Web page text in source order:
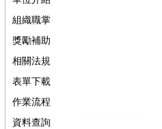
組織職掌
獎勵補助
相關法規
表單下載
作業流程
資料查詢